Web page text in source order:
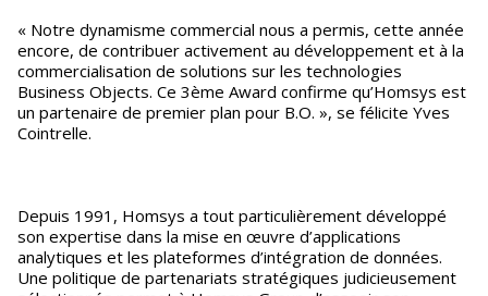
« Notre dynamisme commercial nous a permis, cette année
encore, de contribuer activement au développement et à la
commercialisation de solutions sur les technologies
Business Objects. Ce 3ème Award confirme qu’Homsys est
un partenaire de premier plan pour B.O. », se félicite Yves
Cointrelle.
Depuis 1991, Homsys a tout particulièrement développé
son expertise dans la mise en œuvre d’applications
analytiques et les plateformes d’intégration de données.
Une politique de partenariats stratégiques judicieusement